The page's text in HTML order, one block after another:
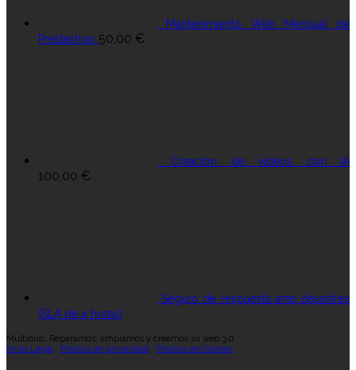
Mantenimiento Web Mensual de
Prestashop 50,00 €
Creación de vídeos con IA
100,00 €
Seguro de respuesta ante desastres
(SLA de 4 horas)
Multidisc. Reparamos, limpiamos y creamos su web 3.0
Aviso Legal· Política de privacidad · Política de Cookies